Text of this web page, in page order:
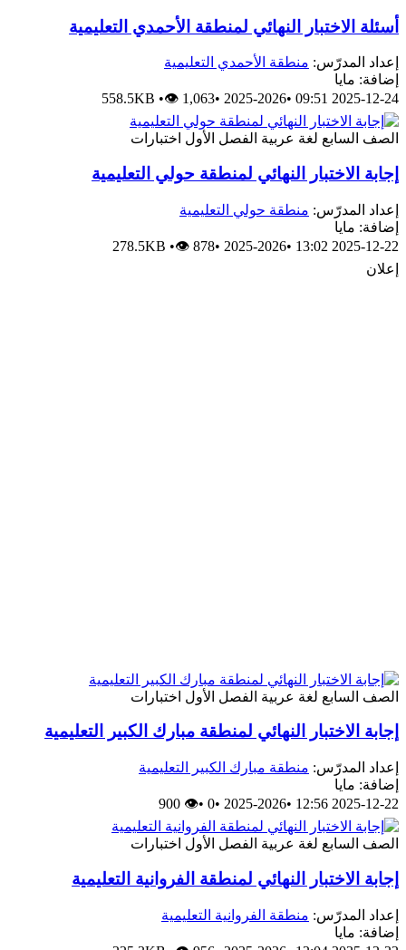
أسئلة الاختبار النهائي لمنطقة الأحمدي التعليمية
إعداد المدرّس: منطقة الأحمدي التعليمية
إضافة: مايا
2025-12-24 09:51
•
2025-2026
•
558.5KB •👁 1,063
الصف السابع لغة عربية الفصل الأول اختبارات
إجابة الاختبار النهائي لمنطقة حولي التعليمية
إعداد المدرّس: منطقة حولي التعليمية
إضافة: مايا
2025-12-22 13:02
•
2025-2026
•
278.5KB •👁 878
إعلان
الصف السابع لغة عربية الفصل الأول اختبارات
إجابة الاختبار النهائي لمنطقة مبارك الكبير التعليمية
إعداد المدرّس: منطقة مبارك الكبير التعليمية
إضافة: مايا
2025-12-22 12:56
•
2025-2026
•
0
•
👁 900
الصف السابع لغة عربية الفصل الأول اختبارات
إجابة الاختبار النهائي لمنطقة الفروانية التعليمية
إعداد المدرّس: منطقة الفروانية التعليمية
إضافة: مايا